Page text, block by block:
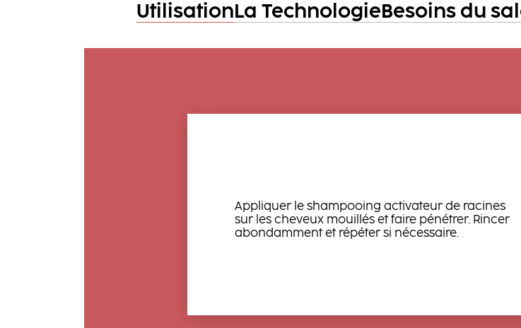
UtilisationLa TechnologieBesoins du
Appliquer le shampooing activateur de racines
sur les cheveux mouillés et faire pénétrer. Rincer
abondamment et répéter si nécessaire.